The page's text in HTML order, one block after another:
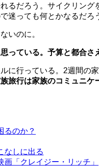
るだろう。サイクリン
迷っても何とかなるだろ
いのに。
っている。予算と都合さ
に行っている。2週間
旅行は家族のコミュニケ
るのか？
なしに出る
「クレイジー・リッチ」